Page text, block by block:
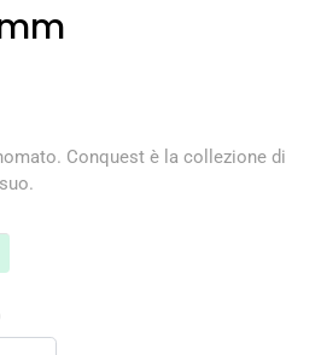
Conquest è la collezione di